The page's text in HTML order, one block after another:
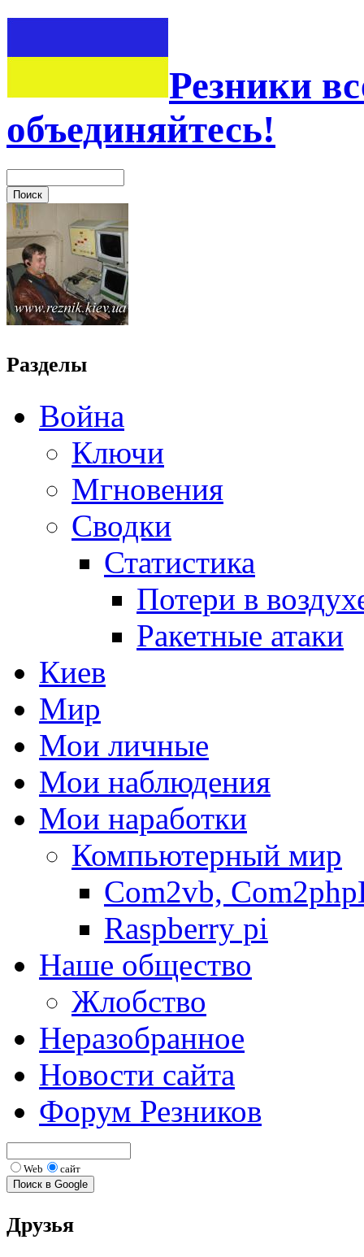
Резники
объединяйтесь!
Разделы
Война
Ключи
Мгновения
Сводки
Статистика
Потери в
Ракетные атаки
Киев
Мир
Мои личные
Мои наблюдения
Мои наработки
Компьютерный мир
Com2vb,
Raspberry pi
Наше общество
Жлобство
Неразобранное
Новости сайта
Форум Резников
Web сайт
Друзья